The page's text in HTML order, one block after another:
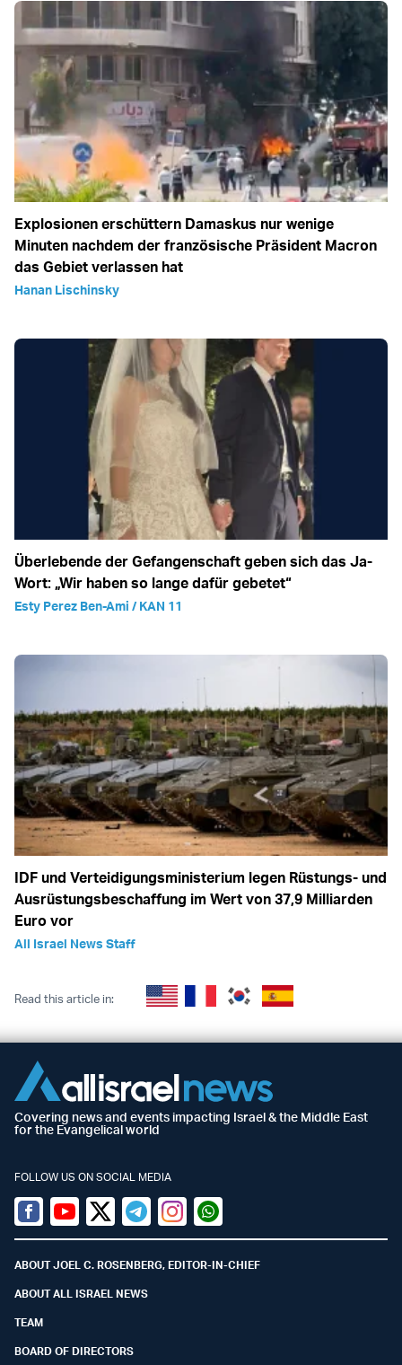
Explosionen erschüttern Damaskus nur wenige
Minuten nachdem der französische Präsident Macron
das Gebiet verlassen hat
Hanan Lischinsky
Überlebende der Gefangenschaft geben sich das Ja-
Wort: „Wir haben so lange dafür gebetet“
Esty Perez Ben-Ami / KAN 11
IDF und Verteidigungsministerium legen Rüstungs- und
Ausrüstungsbeschaffung im Wert von 37,9 Milliarden
Euro vor
All Israel News Staff
Read this article in:
Covering news and events impacting Israel & the Middle East
for the Evangelical world
FOLLOW US ON SOCIAL MEDIA
Facebook
YoutubeTwitter (X)
TelegramInstagramWhatsapp
ABOUT JOEL C. ROSENBERG, EDITOR-IN-CHIEF
ABOUT ALL ISRAEL NEWS
TEAM
BOARD OF DIRECTORS